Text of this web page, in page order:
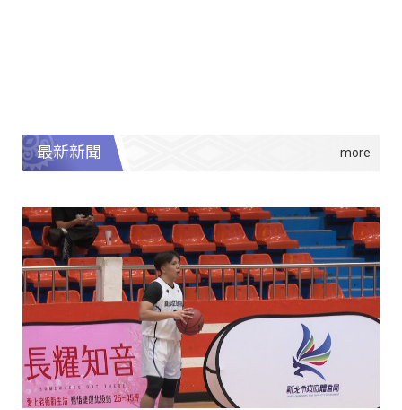
最新新聞